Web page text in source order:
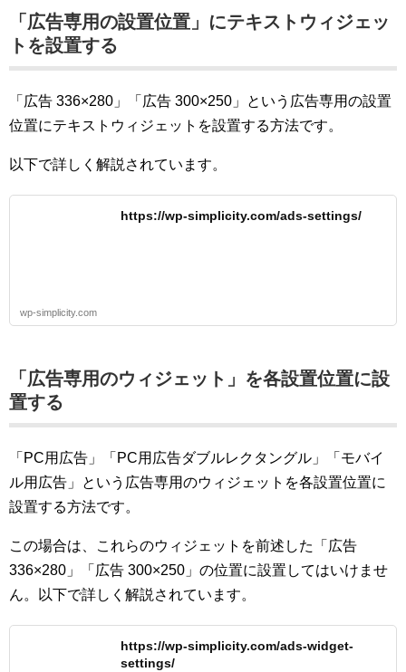
「広告専用の設置位置」にテキストウィジェッ
トを設置する
「広告 336×280」「広告 300×250」という広告専用の設置
位置にテキストウィジェットを設置する方法です。
以下で詳しく解説されています。
https://wp-simplicity.com/ads-settings/
wp-simplicity.com
「広告専用のウィジェット」を各設置位置に設
置する
「PC用広告」「PC用広告ダブルレクタングル」「モバイ
ル用広告」という広告専用のウィジェットを各設置位置に
設置する方法です。
この場合は、これらのウィジェットを前述した「広告
336×280」「広告 300×250」の位置に設置してはいけませ
ん。以下で詳しく解説されています。
https://wp-simplicity.com/ads-widget-
settings/